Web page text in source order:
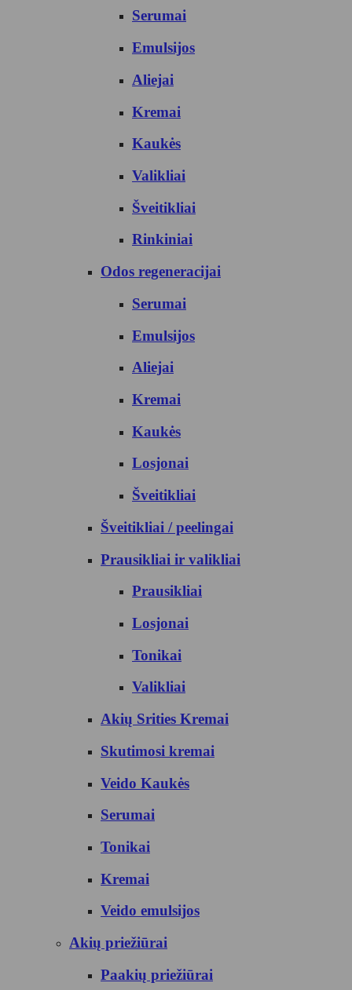
Serumai
Emulsijos
Aliejai
Kremai
Kaukės
Valikliai
Šveitikliai
Rinkiniai
Odos regeneracijai
Serumai
Emulsijos
Aliejai
Kremai
Kaukės
Losjonai
Šveitikliai
Šveitikliai / peelingai
Prausikliai ir valikliai
Prausikliai
Losjonai
Tonikai
Valikliai
Akių Srities Kremai
Skutimosi kremai
Veido Kaukės
Serumai
Tonikai
Kremai
Veido emulsijos
Akių priežiūrai
Paakių priežiūrai